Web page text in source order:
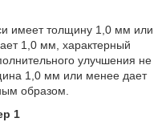
имеет толщину 1,0 мм или
1,0 мм, характерный
улучшения не
1,0 мм или менее дает
образом.
1